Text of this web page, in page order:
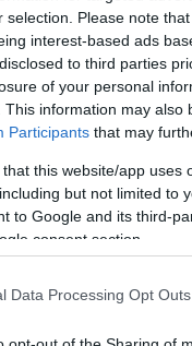
selection. Please note
interest-based ads
to third parties
of your personal
This information may
Participants that may
that this website/app
but not limited to
to Google and its third-
consent section.
Data Processing Opt Outs
Video
Player
is